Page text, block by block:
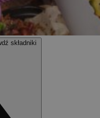
składniki